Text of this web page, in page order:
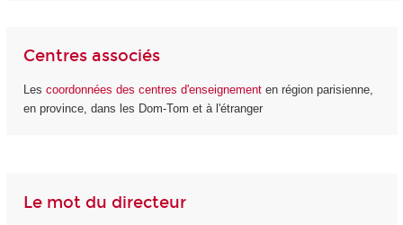
Centres associés
Les coordonnées des centres d'enseignement en région parisienne,
en province, dans les Dom-Tom et à l'étranger
Le mot du directeur